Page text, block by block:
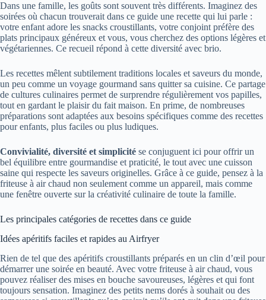
Dans une famille, les goûts sont souvent très différents. Imaginez des
soirées où chacun trouverait dans ce guide une recette qui lui parle :
votre enfant adore les snacks croustillants, votre conjoint préfère des
plats principaux généreux et vous, vous cherchez des options légères et
végétariennes. Ce recueil répond à cette diversité avec brio.
Les recettes mêlent subtilement traditions locales et saveurs du monde,
un peu comme un voyage gourmand sans quitter sa cuisine. Ce partage
de cultures culinaires permet de surprendre régulièrement vos papilles,
tout en gardant le plaisir du fait maison. En prime, de nombreuses
préparations sont adaptées aux besoins spécifiques comme des recettes
pour enfants, plus faciles ou plus ludiques.
Convivialité, diversité et simplicité se conjuguent ici pour offrir un
bel équilibre entre gourmandise et praticité, le tout avec une cuisson
saine qui respecte les saveurs originelles. Grâce à ce guide, pensez à la
friteuse à air chaud non seulement comme un appareil, mais comme
une fenêtre ouverte sur la créativité culinaire de toute la famille.
Les principales catégories de recettes dans ce guide
Idées apéritifs faciles et rapides au Airfryer
Rien de tel que des apéritifs croustillants préparés en un clin d’œil pour
démarrer une soirée en beauté. Avec votre friteuse à air chaud, vous
pouvez réaliser des mises en bouche savoureuses, légères et qui font
toujours sensation. Imaginez des petits nems dorés à souhait ou des